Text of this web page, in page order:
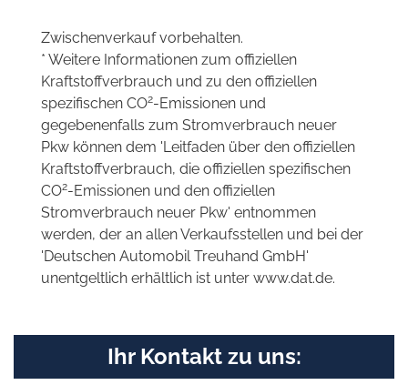
Zwischenverkauf vorbehalten.
* Weitere Informationen zum offiziellen
Kraftstoffverbrauch und zu den offiziellen
spezifischen CO2-Emissionen und
gegebenenfalls zum Stromverbrauch neuer
Pkw können dem 'Leitfaden über den offiziellen
Kraftstoffverbrauch, die offiziellen spezifischen
CO2-Emissionen und den offiziellen
Stromverbrauch neuer Pkw' entnommen
werden, der an allen Verkaufsstellen und bei der
'Deutschen Automobil Treuhand GmbH'
unentgeltlich erhältlich ist unter www.dat.de.
Ihr Kontakt zu uns: